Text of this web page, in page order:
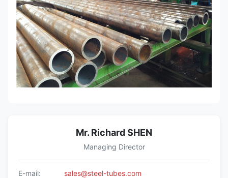
Mr. Richard SHEN
Managing Director
E-mail:
sales@steel-tubes.com